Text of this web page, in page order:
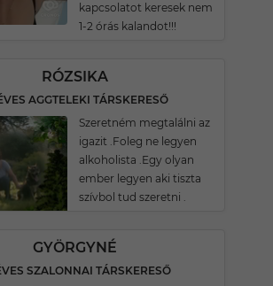
kapcsolatot keresek nem
1-2 órás kalandot!!!
RÓZSIKA
AGGTELEKI TÁRSKERESŐ
Szeretném megtalálni az
igazit .Foleg ne legyen
alkoholista .Egy olyan
ember legyen aki tiszta
szívbol tud szeretni .
GYÖRGYNÉ
SZALONNAI TÁRSKERESŐ